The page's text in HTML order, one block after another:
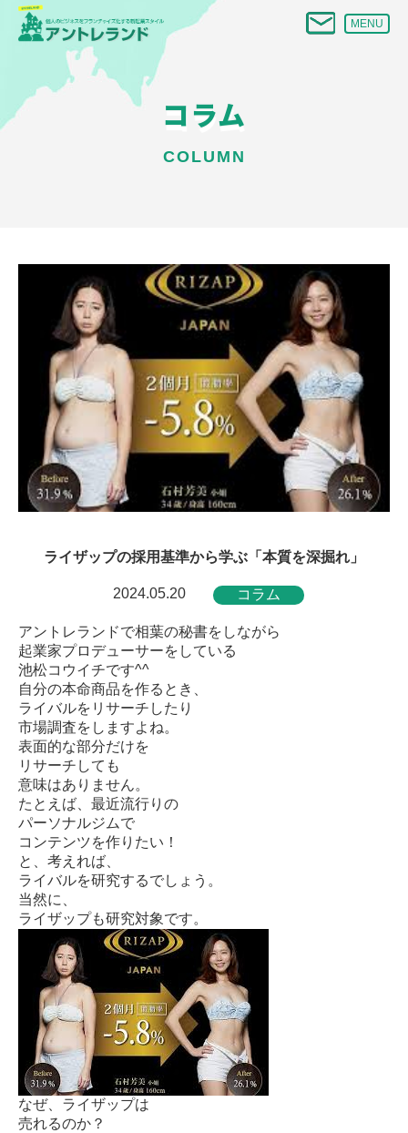
MENU
コラム
COLUMN
ライザップの採用基準から学ぶ「本質を深掘れ」
2024.05.20 コラム
アントレランドで相葉の秘書をしながら
起業家プロデューサーをしている
池松コウイチです^^
自分の本命商品を作るとき、
ライバルをリサーチしたり
市場調査をしますよね。
表面的な部分だけを
リサーチしても
意味はありません。
たとえば、最近流行りの
パーソナルジムで
コンテンツを作りたい！
と、考えれば、
ライバルを研究するでしょう。
当然に、
ライザップも研究対象です。
なぜ、ライザップは
売れるのか？